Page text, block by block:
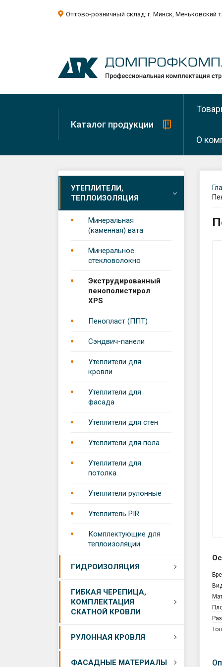
Оптово-розничный склад: г. Минск, Меньковский
Каталог продукции
О
О
УТЕПЛИТЕЛИ,
ТЕПЛОИЗОЛЯЦИЯ
Минеральная
(каменная) вата
Минеральное
стекловолокно
Экструдированный
пенополистирол
XPS
Пенопласт (ППТ)
Сэндвич-панели
Утеплители для
кровли
Утеплители для
фасада
Утеплители для стен
Утеплители для пола
Утеплители для
потолка
Утеплители рулонные
Утеплитель PIR
Комплектующие для
теплоизоляции
ГИДРОИЗОЛЯЦИЯ
ГИБКАЯ ЧЕРЕПИЦА,
КОМПЛЕКТАЦИЯ
СКАТНОЙ КРОВЛИ
РУЛОННАЯ КРОВЛЯ
ФАСАДНЫЕ МАТЕРИАЛЫ